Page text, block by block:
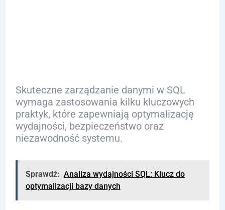
Skuteczne zarządzanie danymi w SQL
wymaga zastosowania kilku kluczowych
praktyk, które zapewniają optymalizację
wydajności, bezpieczeństwo oraz
niezawodność systemu.
Sprawdź: Analiza wydajności SQL: Klucz do
optymalizacji bazy danych